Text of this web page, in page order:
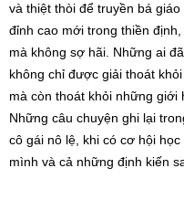
và thiệt thòi để truyền bá
đỉnh cao mới trong thiền
mà không sợ hãi. Những ai
không chỉ được giải thoát
mà còn thoát khỏi những giới
Những câu chuyện ghi lại
cô gái nô lệ, khi có cơ hội
mình và cả những định kiến